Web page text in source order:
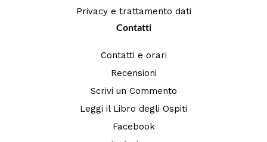
Privacy e trattamento dati
Contatti
Contatti e orari
Recensioni
Scrivi un Commento
Leggi il Libro degli Ospiti
Facebook